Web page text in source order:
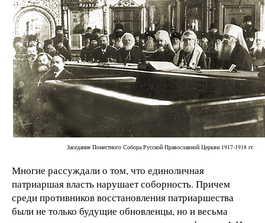
Заседание Поместного Собора Русской Православной Церкви 1917-1918 гг.
Многие рассуждали о том, что единоличная
патриаршая власть нарушает соборность. Причем
среди противников восстановления патриаршества
были не только будущие обновленцы, но и весьма